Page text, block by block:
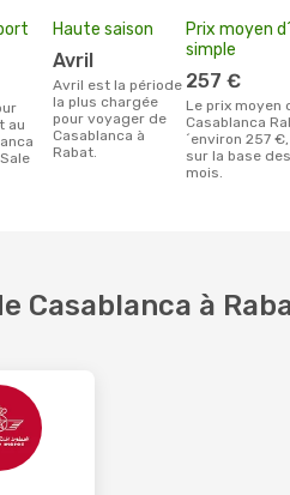
au
Haute saison
avril
avril est la période
la plus chargée
pour voyager de
Casablanca à
Rabat.
Prix moyen
simple
257 €
Le prix moyen d'un billet
Casablanca
´environ 257
sur la base
mois.
Casablanca à